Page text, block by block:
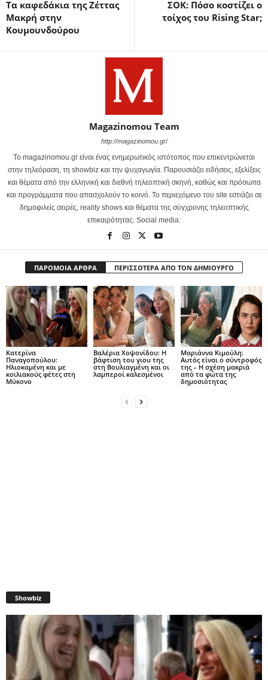
Τα καφεδάκια της Ζέττας
Μακρή στην
Κουμουνδούρου
ΣΟΚ: Πόσο κοστίζει ο
τοίχος του Rising Star;
Magazinomou Team
http://magazinomou.gr/
Το magazinomou.gr είναι ένας ενημερωτικός ιστότοπος που επικεντρώνεται
στην τηλεόραση, τη showbiz και την ψυχαγωγία. Παρουσιάζει ειδήσεις, εξελίξεις
και θέματα από την ελληνική και διεθνή τηλεοπτική σκηνή, καθώς και πρόσωπα
και προγράμματα που απασχολούν το κοινό. Το περιεχόμενο του site εστιάζει σε
δημοφιλείς σειρές, reality shows και θέματα της σύγχρονης τηλεοπτικής
επικαιρότητας. Social media:
ΠΑΡΟΜΟΙΑ ΑΡΘΡΑ ΠΕΡΙΣΣΟΤΕΡΑ ΑΠΟ ΤΟΝ ΔΗΜΙΟΥΡΓΟ
Κατερίνα
Παναγοπούλου:
Ηλιοκαμένη και με
κοιλιακούς φέτες στη
Μύκονο
Βαλέρια Χοψονίδου: Η
βάφτιση του γιου της
στη Βουλιαγμένη και οι
λαμπεροί καλεσμένοι
Μαριάννα Κιμούλη:
Αυτός είναι ο σύντροφός
της – Η σχέση μακριά
από τα φώτα της
δημοσιότητας
Showbiz